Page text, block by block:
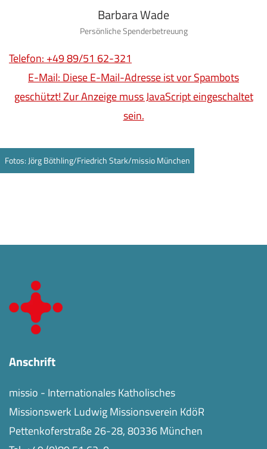
Barbara Wade
Persönliche Spenderbetreuung
Telefon: +49 89/51 62-321
E-Mail: Diese E-Mail-Adresse ist vor Spambots
geschützt! Zur Anzeige muss JavaScript eingeschaltet
sein.
Fotos: Jörg Böthling/Friedrich Stark/missio München
Anschrift
missio - Internationales Katholisches
Missionswerk Ludwig Missionsverein KdöR
Pettenkoferstraße 26-28, 80336 München